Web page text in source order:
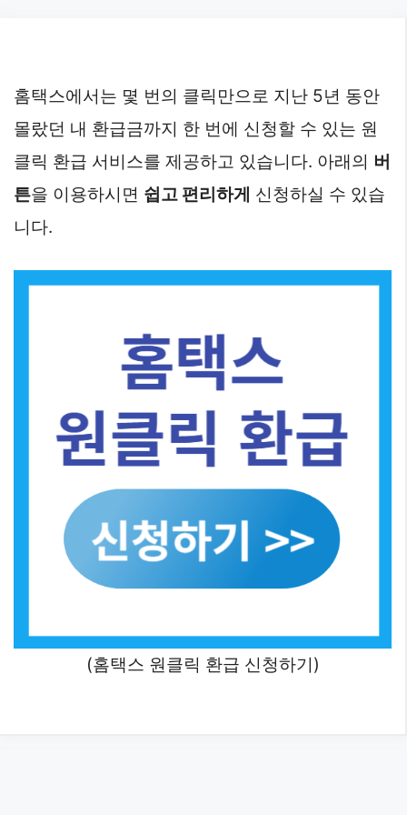
홈택스에서는 몇 번의 클릭만으로 지난 5년 동안
몰랐던 내 환급금까지 한 번에 신청할 수 있는 원
클릭 환급 서비스를 제공하고 있습니다. 아래의 버
튼을 이용하시면 쉽고 편리하게 신청하실 수 있습
니다.
(홈택스 원클릭 환급 신청하기)